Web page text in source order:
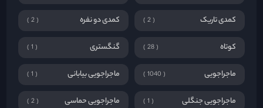
کمدی تاریک 2 کمدی دو نفره 2
کوتاه 28 گنگستری 1
ماجراجویی 1040 ماجراجویی بیابانی 1
ماجراجویی جنگلی 1 ماجراجویی حماسی 2